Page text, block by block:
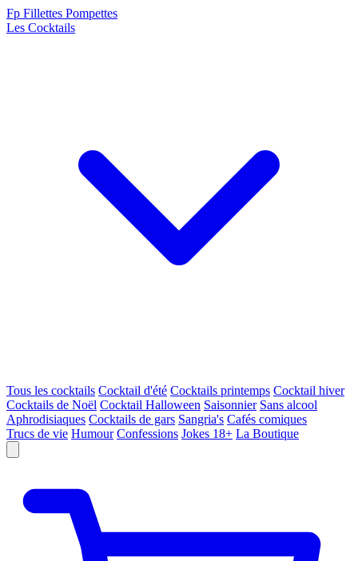
Fp Fillettes Pompettes
Les Cocktails
Tous les cocktails Cocktail d'été Cocktails printemps Cocktail hiver
Cocktails de Noël Cocktail Halloween Saisonnier Sans alcool
Aphrodisiaques Cocktails de gars Sangria's Cafés comiques
Trucs de vie Humour Confessions Jokes 18+ La Boutique